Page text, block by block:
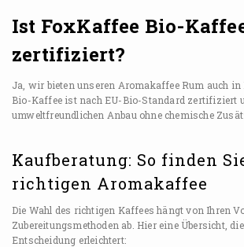
Ist FoxKaffee Bio-
zertifiziert?
Ja, wir bieten unseren Aromakaffee Rum auch in
Bio-Kaffee ist nach EU-Bio-Standard zertifiziert
umweltfreundlichen Anbau ohne chemische
Kaufberatung: So finden
richtigen Aromakaffee
Die Wahl des richtigen Kaffees hängt von Ihren
Zubereitungsmethoden ab. Hier eine Übersicht,
Entscheidung erleichtert: